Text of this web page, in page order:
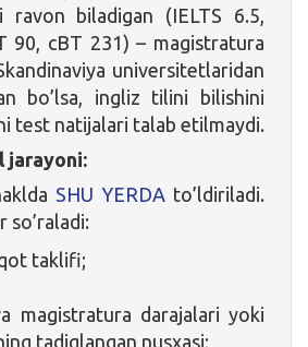
ravon biladigan (IELTS 6.5,
90, cBT 231) – magistratura
universitetlaridan
bo’lsa, ingliz tilini bilishini
test natijalari talab etilmaydi.
jarayoni:
SHU YERDA to’ldiriladi.
so’raladi:
taklifi;
magistratura darajalari yoki
tadiqlangan nusxasi;